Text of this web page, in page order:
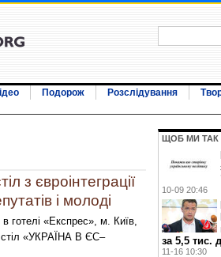
Подорож Розслідування
з євроінтеграції
і молоді
готелі «Експрес», м. Київ,
стіл «УКРАЇНА В ЄС–
ЩОБ МИ ТАК
10-09 20:46
за 5,5 тис.
11-16 10:30